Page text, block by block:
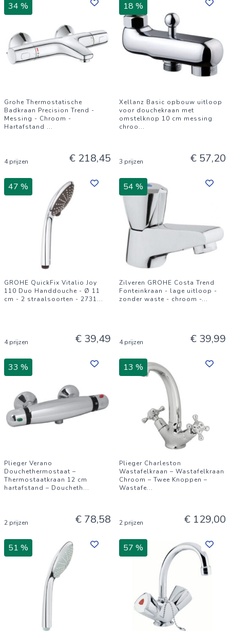
34 %
Grohe Thermostatische
Badkraan Precision Trend -
Messing - Chroom -
Hartafstand ...
4 prijzen € 218,45
18 %
Xellanz Basic opbouw uitloop
voor douchekraan met
omstelknop 10 cm messing
chroo...
3 prijzen € 57,20
47 %
GROHE QuickFix Vitalio Joy
110 Duo Handdouche - Ø 11
cm - 2 straalsoorten - 2731...
4 prijzen € 39,49
54 %
Zilveren GROHE Costa Trend
Fonteinkraan - lage uitloop -
zonder waste - chroom -...
4 prijzen € 39,99
33 %
Plieger Verano
Douchethermostaat –
Thermostaatkraan 12 cm
hartafstand – Doucheth...
2 prijzen € 78,58
13 %
Plieger Charleston
Wastafelkraan – Wastafelkraan
Chroom – Twee Knoppen –
Wastafe...
2 prijzen € 129,00
51 % 57 %